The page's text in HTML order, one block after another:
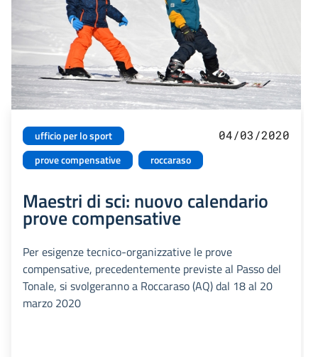
ufficio per lo sport
prove compensative
roccaraso
04/03/2020
Maestri di sci: nuovo calendario
prove compensative
Per esigenze tecnico-organizzative le prove
compensative, precedentemente previste al Passo del
Tonale, si svolgeranno a Roccaraso (AQ) dal 18 al 20
marzo 2020